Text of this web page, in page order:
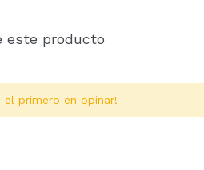
este producto
el primero en opinar!